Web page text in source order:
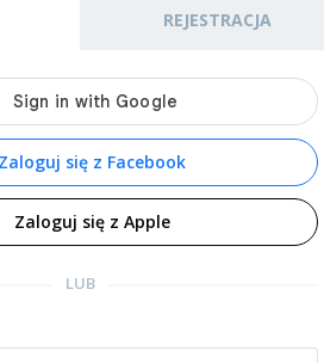
REJESTRACJA
Zaloguj się z Facebook
Zaloguj się z Apple
LUB